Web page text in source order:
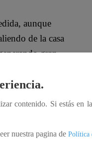
aunque
de la casa
gran
que
volvió a
contenido. Si estás en
nuestra pagina de Política